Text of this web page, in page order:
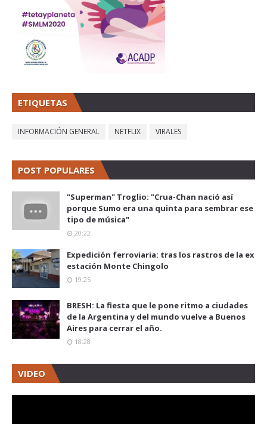
ETIQUETAS
INFORMACIÓN GENERAL NETFLIX VIRALES
POST POPULARES
"Superman" Troglio: "Crua-Chan nació así
porque Sumo era una quinta para sembrar ese
tipo de música"
20:22
Expedición ferroviaria: tras los rastros de la ex
estación Monte Chingolo
19:25
BRESH: La fiesta que le pone ritmo a ciudades
de la Argentina y del mundo vuelve a Buenos
Aires para cerrar el año.
18:28
VIDEO